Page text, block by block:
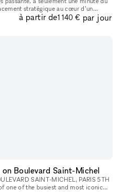
stratégique au cœur d’un
quartier dynamique et recherché. La boutique de 90 m² bénéficie
à partir de1 140 € par jour
Boulevard Saint-Michel
SAINT-MICHEL, PARIS 5TH
one of the busiest and most iconic